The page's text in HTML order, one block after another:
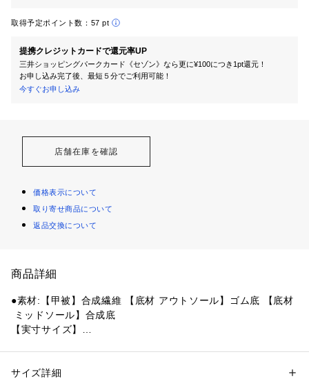
取得予定ポイント数： 57 pt
提携クレジットカードで還元率UP
三井ショッピングパークカード《セゾン》なら更に¥100につき1pt還元！
お申し込み完了後、最短５分でご利用可能！
今すぐお申し込み
店舗在庫を確認
価格表示について
取り寄せ商品について
返品交換について
商品詳細
●素材:【甲被】合成繊維 【底材 アウトソール】ゴム底 【底材
ミッドソール】合成底
【実寸サイズ】
●ワイズ:2E
性別：レディース
サイズ詳細